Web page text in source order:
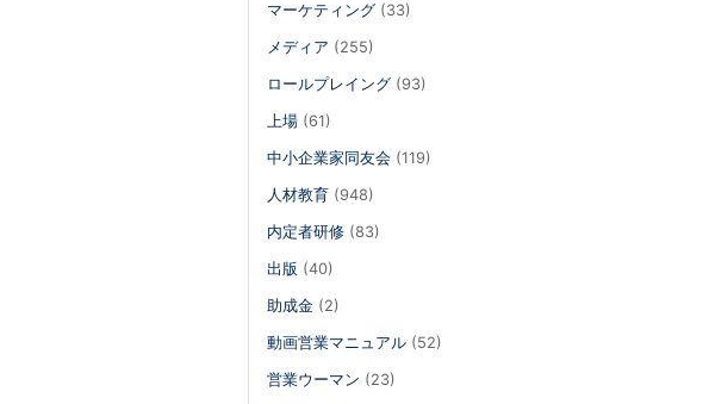
マーケティング (33)
メディア (255)
ロールプレイング (93)
上場 (61)
中小企業家同友会 (119)
人材教育 (948)
内定者研修 (83)
出版 (40)
助成金 (2)
動画営業マニュアル (52)
営業ウーマン (23)